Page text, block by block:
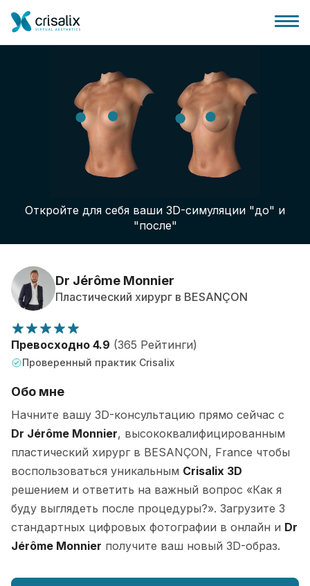
Главная хирурга
Бизнес Платформа
Планы
Откройте для себя ваши 3D-симуляции "до" и
"после"
Dr Jérôme Monnier
Пластический хирург в BESANÇON
Превосходно 4.9 (365 Рейтинги)
Проверенный практик Crisalix
Обо мне
Начните вашу 3D-консультацию прямо сейчас с
Dr Jérôme Monnier, высококвалифицированным
пластический хирург в BESANÇON, France чтобы
воспользоваться уникальным Crisalix 3D
решением и ответить на важный вопрос «Как я
буду выглядеть после процедуры?». Загрузите 3
стандартных цифровых фотографии в онлайн и Dr
Jérôme Monnier получите ваш новый 3D-образ.